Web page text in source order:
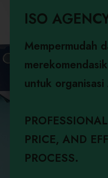
ISO
Mempermudah
untuk
PRICE, AND
PROCESS.